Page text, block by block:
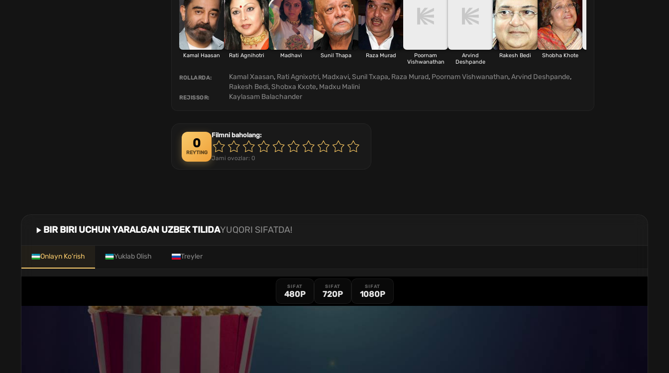
Kamal Haasan Rati Agnihotri Madhavi Sunil Thapa Raza Murad
Poornam
Vishwanathan
Arvind
Deshpande
Rakesh Bedi Shobha Khote
ROLLARDA: Kamal Xaasan, Rati Agnixotri, Madxavi,Sunil Txapa, Raza Murad, Poornam Vishwanathan,Arvind Deshpande,
Rakesh Bedi,Shobxa Kxote, Madxu Malini
REJISSOR: Kaylasam Balachander
0
REYTING
Filmni baholang:
Jami ovozlar: 0
BIR BIRI UCHUN YARALGAN UZBEK TILIDAYUQORI SIFATDA!
Onlayn Ko'rish Yuklab Olish Treyler
SIFAT
480P
SIFAT
720P
SIFAT
1080P